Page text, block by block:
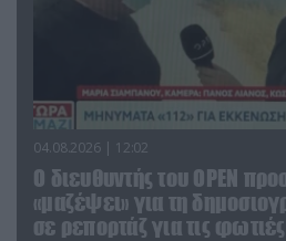
04.08.2026 | 12:02
O διευθυντής του OPEN
«μαζέψει» για τη
σε ρεπορτάζ για τις φωτιές